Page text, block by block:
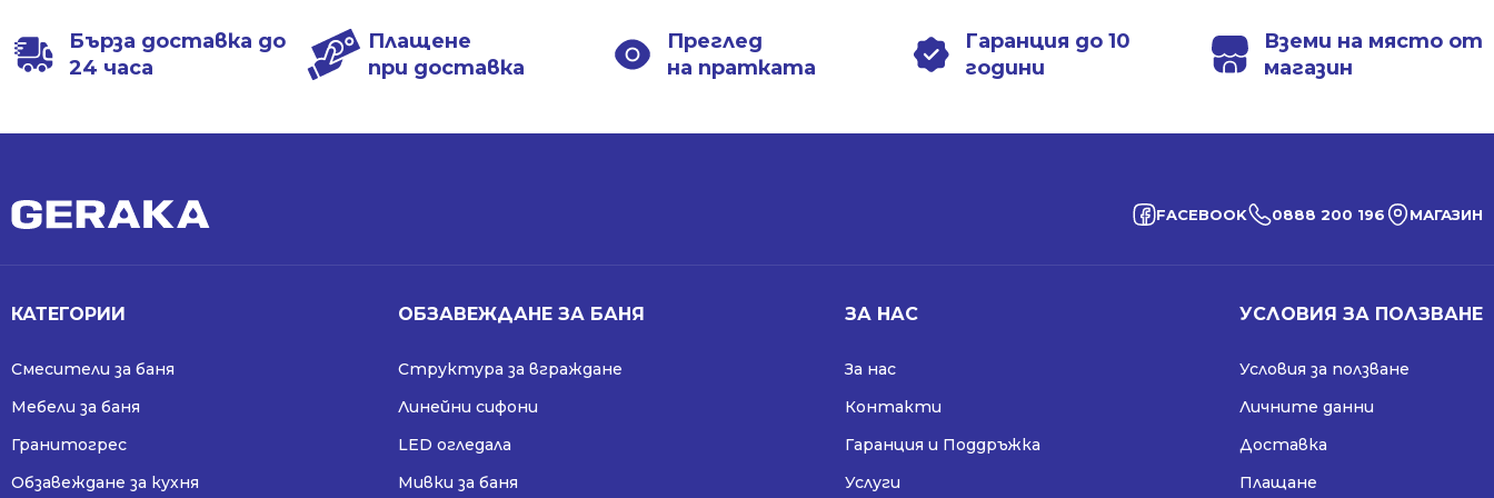
Бърза доставка до
24 часа
Плащене
при доставка
Преглед
на пратката
Гаранция до 10
години
Вземи на място от
магазин
FACEBOOK 0888 200 196 МАГАЗИН
КАТЕГОРИИ
Смесители за баня
Мебели за баня
Гранитогрес
Обзавеждане за кухня
ОБЗАВЕЖДАНЕ ЗА БАНЯ
Структура за вграждане
Линейни сифони
LED огледала
Мивки за баня
ЗА НАС
За нас
Контакти
Гаранция и Поддръжка
Услуги
УСЛОВИЯ ЗА ПОЛЗВАНЕ
Условия за ползване
Личните данни
Доставка
Плащане